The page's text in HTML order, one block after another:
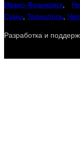
Ивано-Франковск,
Сумы, Тернополь,
Разработка и